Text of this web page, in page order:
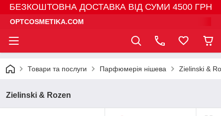
БЕЗКОШТОВНА ДОСТАВКА ВІД СУМИ 4500 ГРН
OPTCOSMETIKA.COM
Товари та послуги Парфюмерія нішева Zielinski &
Zielinski & Rozen